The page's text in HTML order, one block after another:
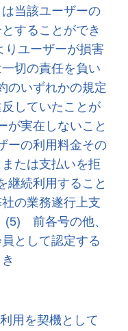
当該ユーザーの
することができ
りユーザーが損害
切の責任を負い
のいずれかの規定
していたことが
実在しないこと
ーの利用料金その
たは支払いを拒
続利用すること
の業務遂行上支
(5) 前各号の他、
として認定する
用を契機として